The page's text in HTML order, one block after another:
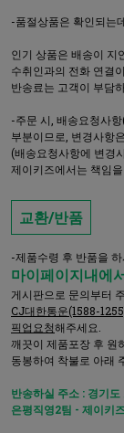
-품절상품은 확인되는
인기 상품은 배송이 지
수취인과의 전화 연결
반송료는 고객이 부담
-주문 시, 배송요청사
부분이므로, 변경사항
(배송요청사항에 변경
제이키즈에서는 책임
교환/반품
-제품수령 후 반품을
마이페이지내에
게시판으로 문의부터
CJ대한통운(1588-
픽업요청해주세요.
깨끗이 제품포장 후 원
동봉하여 착불로 아래
반송하실 주소 : 경기
은평직영2팀 - 제이키